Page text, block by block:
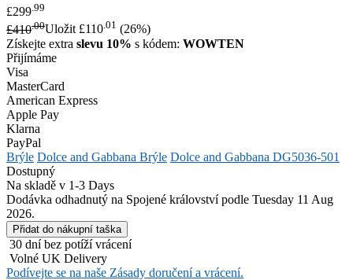
£299 .99
£410.00Uložit £110.01 (26%)
Získejte extra slevu 10% s kódem: WOWTEN
Přijímáme
Visa
MasterCard
American Express
Apple Pay
Klarna
PayPal
Brýle Dolce and Gabbana Brýle Dolce and Gabbana DG5036-501
Dostupný
Na skladě v 1-3 Days
Dodávka odhadnutý na Spojené království podle Tuesday 11 Aug
2026.
30 dní bez potíží vrácení
Volné UK Delivery
Podívejte se na naše Zásady doručení a vrácení.